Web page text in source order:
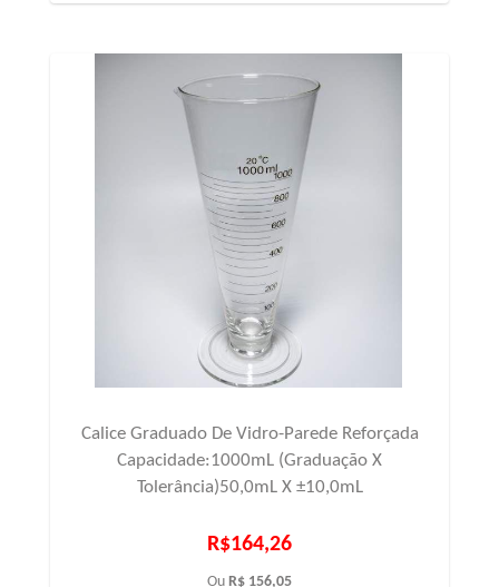
Calice Graduado De Vidro-Parede Reforçada
Capacidade:1000mL (Graduação X
Tolerância)50,0mL X ±10,0mL
R$164,26
Ou R$ 156,05